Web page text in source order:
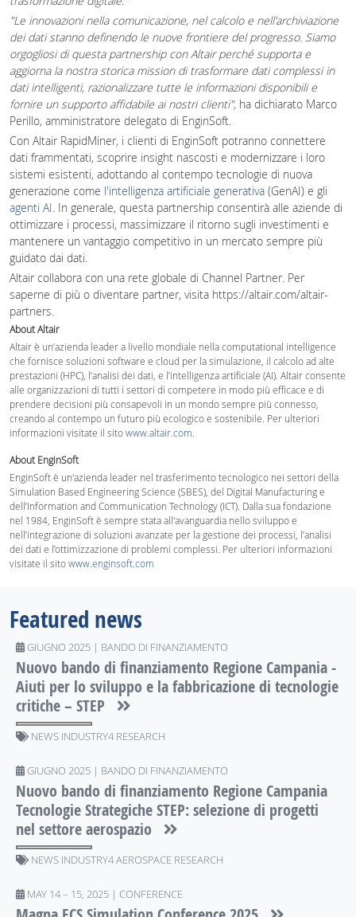
"Le innovazioni nella comunicazione, nel calcolo e nell'archiviazione
dei dati stanno definendo le nuove frontiere del progresso. Siamo
orgogliosi di questa partnership con Altair perché supporta e
aggiorna la nostra storica mission di trasformare dati complessi in
dati intelligenti, razionalizzare tutte le informazioni disponibili e
fornire un supporto affidabile ai nostri clienti", ha dichiarato Marco
Perillo, amministratore delegato di EnginSoft.
Con Altair RapidMiner, i clienti di EnginSoft potranno connettere
dati frammentati, scoprire insight nascosti e modernizzare i loro
sistemi esistenti, adottando al contempo tecnologie di nuova
generazione come l'intelligenza artificiale generativa (GenAI) e gli
agenti AI. In generale, questa partnership consentirà alle aziende di
ottimizzare i processi, massimizzare il ritorno sugli investimenti e
mantenere un vantaggio competitivo in un mercato sempre più
guidato dai dati.
Altair collabora con una rete globale di Channel Partner. Per
saperne di più o diventare partner, visita https://altair.com/altair-
partners.
About Altair
Altair è un’azienda leader a livello mondiale nella computational intelligence
che fornisce soluzioni software e cloud per la simulazione, il calcolo ad alte
prestazioni (HPC), l’analisi dei dati, e l’intelligenza artificiale (AI). Altair consente
alle organizzazioni di tutti i settori di competere in modo più efficace e di
prendere decisioni più consapevoli in un mondo sempre più connesso,
creando al contempo un futuro più ecologico e sostenibile. Per ulteriori
informazioni visitate il sitowww.altair.com.
About EnginSoft
EnginSoft è un'azienda leader nel trasferimento tecnologico nei settori della
Simulation Based Engineering Science (SBES), del Digital Manufacturing e
dell’Information and Communication Technology (ICT). Dalla sua fondazione
nel 1984, EnginSoft è sempre stata all'avanguardia nello sviluppo e
nell’integrazione di soluzioni avanzate per la gestione dei processi, l’analisi
dei dati e l’ottimizzazione di problemi complessi. Per ulteriori informazioni
visitate il sitowww.enginsoft.com
Featured news
GIUGNO 2025 | BANDO DI FINANZIAMENTO
Nuovo bando di finanziamento Regione Campania -
Aiuti per lo sviluppo e la fabbricazione di tecnologie
critiche – STEP
NEWS INDUSTRY4 RESEARCH
GIUGNO 2025 | BANDO DI FINANZIAMENTO
Nuovo bando di finanziamento Regione Campania
Tecnologie Strategiche STEP: selezione di progetti
nel settore aerospazio
NEWS INDUSTRY4 AEROSPACE RESEARCH
MAY 14 – 15, 2025 | CONFERENCE